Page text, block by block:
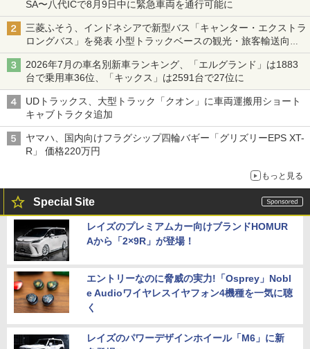
SA〜八代ICで8月9日中に緊急車両を通行可能に
三菱ふそう、インドネシアで新型バス「キャンター・エクストラ
ロングバス」を発表 小型トラックベースの観光・旅客輸送向け
バス
2026年7月の車名別新車ランキング、「エルグランド」は1883
台で乗用車36位、「キックス」は2591台で27位に
UDトラックス、大型トラック「クオン」に車両運搬用ショート
キャブトラクタ追加
ヤマハ、国内向けフラグシップ四輪バギー「グリズリーEPS XT-
R」 価格220万円
もっと見る
Special Site
レイズのプレミアムカー向けブランドHOMUR
Aから「2×9R」が登場！
エントリーなのに脅威の実力!「Osprey」Nobl
e Audioワイヤレスイヤフォン4機種を一気に聴
く
レイズのパワーデザインホイール「M6」に新